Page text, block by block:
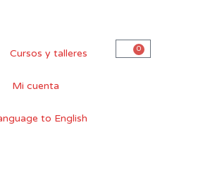
Cursos y talleres
Mi cuenta
0
Carro